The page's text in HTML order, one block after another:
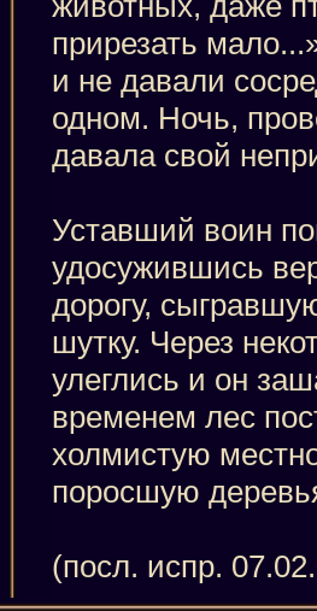
прирезать
и не давали
одном. Ночь,
давала свой
Уставший воин
удосужившись
дорогу,
шутку. Через
улеглись и он
временем лес
холмистую
поросшую
(посл. испр.